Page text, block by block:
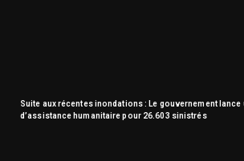
Suite aux récentes inondations : Le gouvernement lance
d’assistance humanitaire pour 26.603 sinistrés